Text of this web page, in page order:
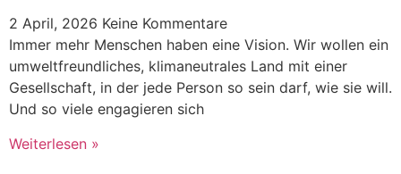
2 April, 2026 Keine Kommentare
Immer mehr Menschen haben eine Vision. Wir wollen ein
umweltfreundliches, klimaneutrales Land mit einer
Gesellschaft, in der jede Person so sein darf, wie sie will.
Und so viele engagieren sich
Weiterlesen »